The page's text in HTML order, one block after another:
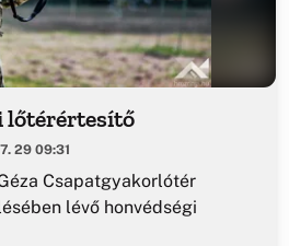
lőtérértesítő
29 09:31
Csapatgyakorlótér
lévő honvédségi